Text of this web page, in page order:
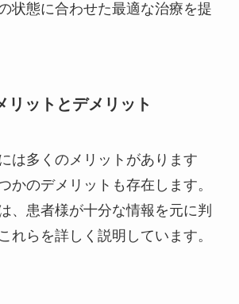
状態に合わせた最適な治療を提
リットとデメリット
は多くのメリットがあります
かのデメリットも存在します。
、患者様が十分な情報を元に判
れらを詳しく説明しています。